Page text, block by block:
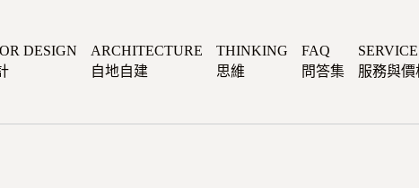
DESIGN
ARCHITECTURE
自地自建
THINKING
思維
FAQ
問答集
SERVICE
服務與價